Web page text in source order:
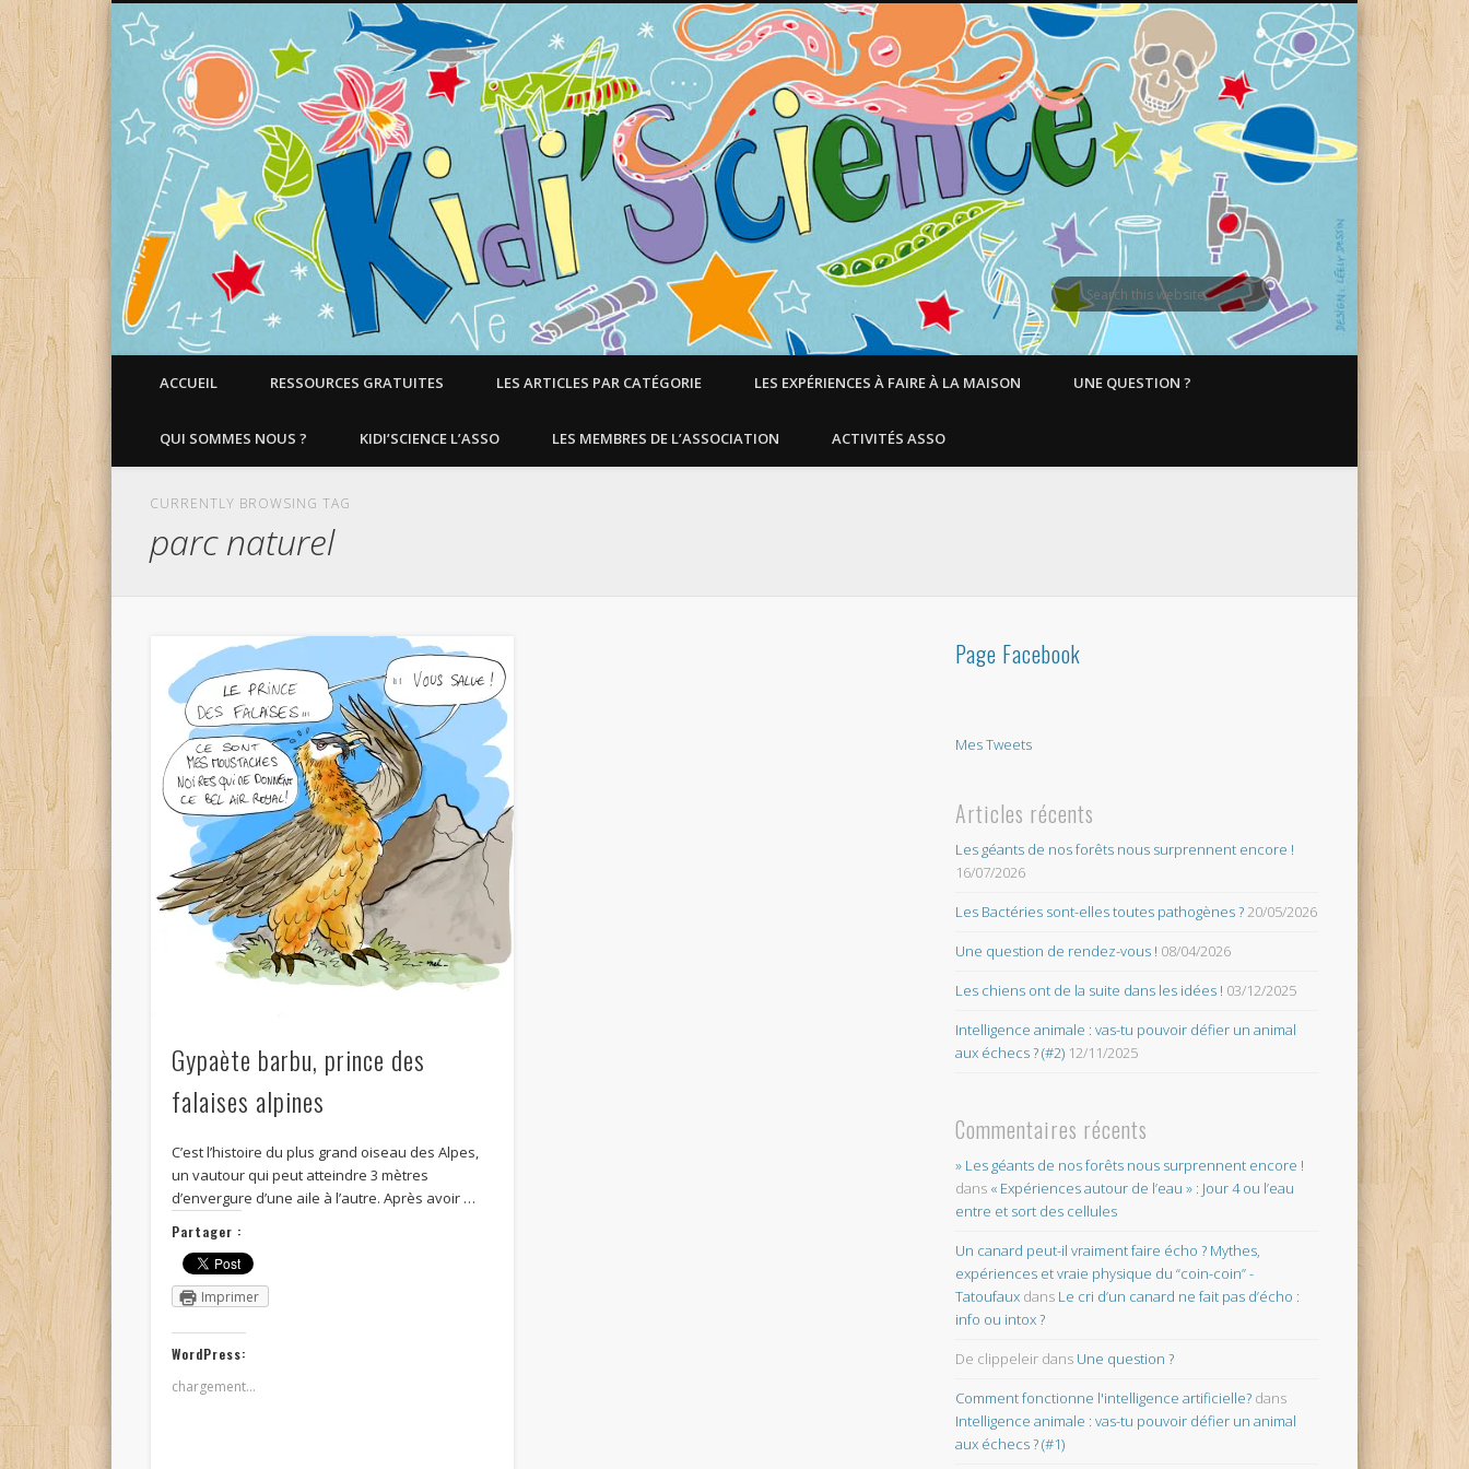
Faire aimer les Sciences aux Enfants !
ACCUEIL RESSOURCES GRATUITES LES ARTICLES PAR CATÉGORIE LES EXPÉRIENCES À FAIRE À LA MAISON UNE QUESTION ?
QUI SOMMES NOUS ? KIDI’SCIENCE L’ASSO LES MEMBRES DE L’ASSOCIATION ACTIVITÉS ASSO
CURRENTLY BROWSING TAG
parc naturel
Gypaète barbu, prince des
falaises alpines
C’est l’histoire du plus grand oiseau des Alpes,
un vautour qui peut atteindre 3 mètres
d’envergure d’une aile à l’autre. Après avoir …
Partager :
Imprimer
WordPress:
chargement…
Page Facebook
Mes Tweets
Articles récents
Les géants de nos forêts nous surprennent encore !
16/07/2026
Les Bactéries sont-elles toutes pathogènes ?20/05/2026
Une question de rendez-vous ! 08/04/2026
Les chiens ont de la suite dans les idées ! 03/12/2025
Intelligence animale : vas-tu pouvoir défier un animal
aux échecs ? (#2) 12/11/2025
Commentaires récents
» Les géants de nos forêts nous surprennent encore !
dans « Expériences autour de l’eau » : Jour 4 ou l’eau
entre et sort des cellules
Un canard peut-il vraiment faire écho ? Mythes,
expériences et vraie physique du “coin-coin” -
Tatoufaux dans Le cri d’un canard ne fait pas d’écho :
info ou intox ?
De clippeleir dans Une question ?
Comment fonctionne l'intelligence artificielle? dans
Intelligence animale : vas-tu pouvoir défier un animal
aux échecs ? (#1)